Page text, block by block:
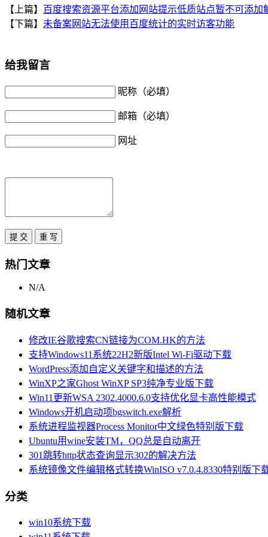
【上篇】
百度搜索资源平台添加网站提示低质站点暂不可添加
【下篇】 未备案网站无法使用百度统计的实时访客功能
给我留言
昵称（必填）
邮箱（必填）
网址
热门文章
N/A
随机文章
修改IE谷歌搜索CN链接为COM.HK的方法
支持Windows11系统22H2新版Intel Wi-Fi驱动下载
WordPress添加自定义关键字和描述的方法
WinXP之家Ghost WinXP SP3纯净专业版下载
Win11更新WSA 2302.4000.6.0支持优化显卡高性能模式
Windows开机启动项bgswitch.exe解析
系统进程监视器Process Monitor中文绿色特别版下载
Ubuntu用wine安装TM，QQ总是自动离开
301跳转http状态查询显示302的解决方法
系统镜像文件编辑格式转换WinISO v7.0.4.8330特别版下
分类
win10系统下载